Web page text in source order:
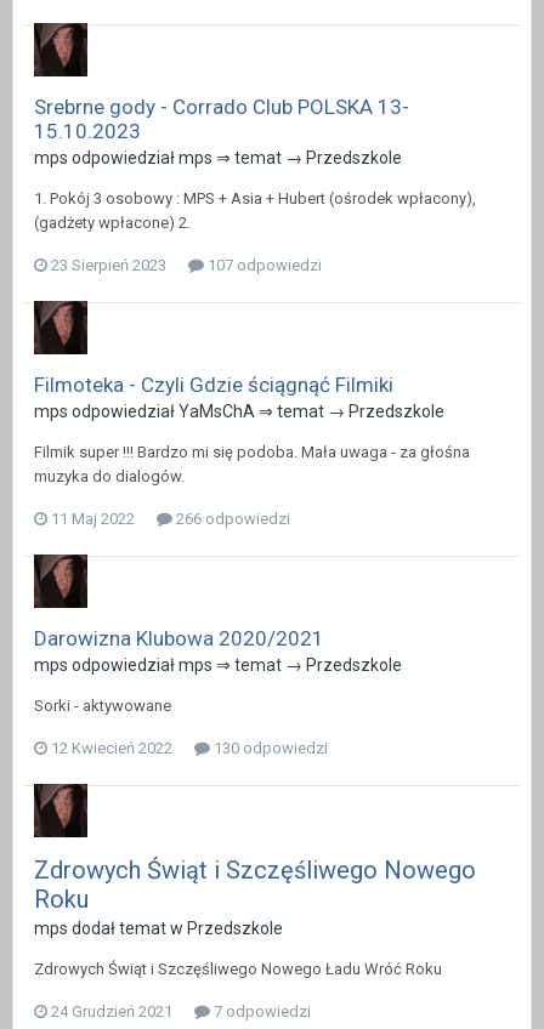
Srebrne gody - Corrado Club POLSKA 13-
15.10.2023
mps odpowiedział mps ⇒ temat → Przedszkole
1. Pokój 3 osobowy : MPS + Asia + Hubert (ośrodek wpłacony),
(gadżety wpłacone) 2.
23 Sierpień 2023 107 odpowiedzi
Filmoteka - Czyli Gdzie ściągnąć Filmiki
mps odpowiedział YaMsChA ⇒ temat → Przedszkole
Filmik super !!! Bardzo mi się podoba. Mała uwaga - za głośna
muzyka do dialogów.
11 Maj 2022 266 odpowiedzi
Darowizna Klubowa 2020/2021
mps odpowiedział mps ⇒ temat → Przedszkole
Sorki - aktywowane
12 Kwiecień 2022 130 odpowiedzi
Zdrowych Świąt i Szczęśliwego Nowego
Roku
mps dodał temat w Przedszkole
Zdrowych Świąt i Szczęśliwego Nowego Ładu Wróć Roku
24 Grudzień 2021 7 odpowiedzi